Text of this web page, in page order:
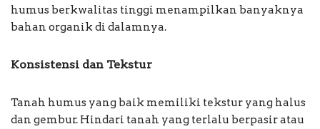
humus berkwalitas tinggi menampilkan banyaknya
bahan organik di dalamnya.
Konsistensi dan Tekstur
Tanah humus yang baik memiliki tekstur yang halus
dan gembur. Hindari tanah yang terlalu berpasir atau